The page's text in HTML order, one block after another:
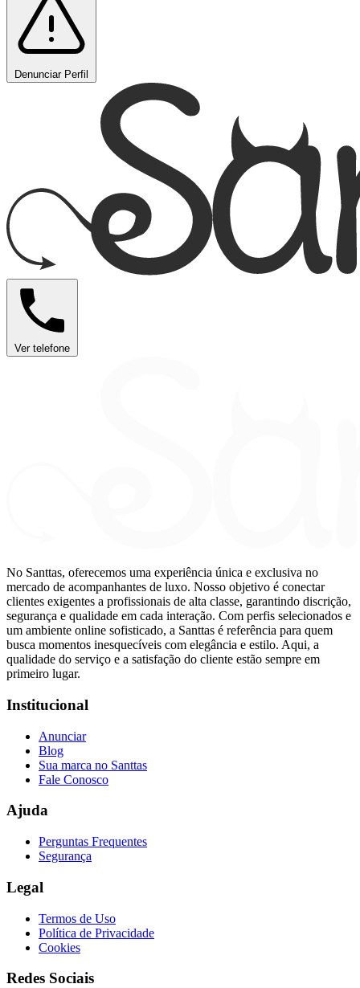
Denunciar Perfil
Ver telefone
No Santtas, oferecemos uma experiência única e exclusiva no
mercado de acompanhantes de luxo. Nosso objetivo é conectar
clientes exigentes a profissionais de alta classe, garantindo discrição,
segurança e qualidade em cada interação. Com perfis selecionados e
um ambiente online sofisticado, a Santtas é referência para quem
busca momentos inesquecíveis com elegância e estilo. Aqui, a
qualidade do serviço e a satisfação do cliente estão sempre em
primeiro lugar.
Institucional
Anunciar
Blog
Sua marca no Santtas
Fale Conosco
Ajuda
Perguntas Frequentes
Segurança
Legal
Termos de Uso
Política de Privacidade
Cookies
Redes Sociais